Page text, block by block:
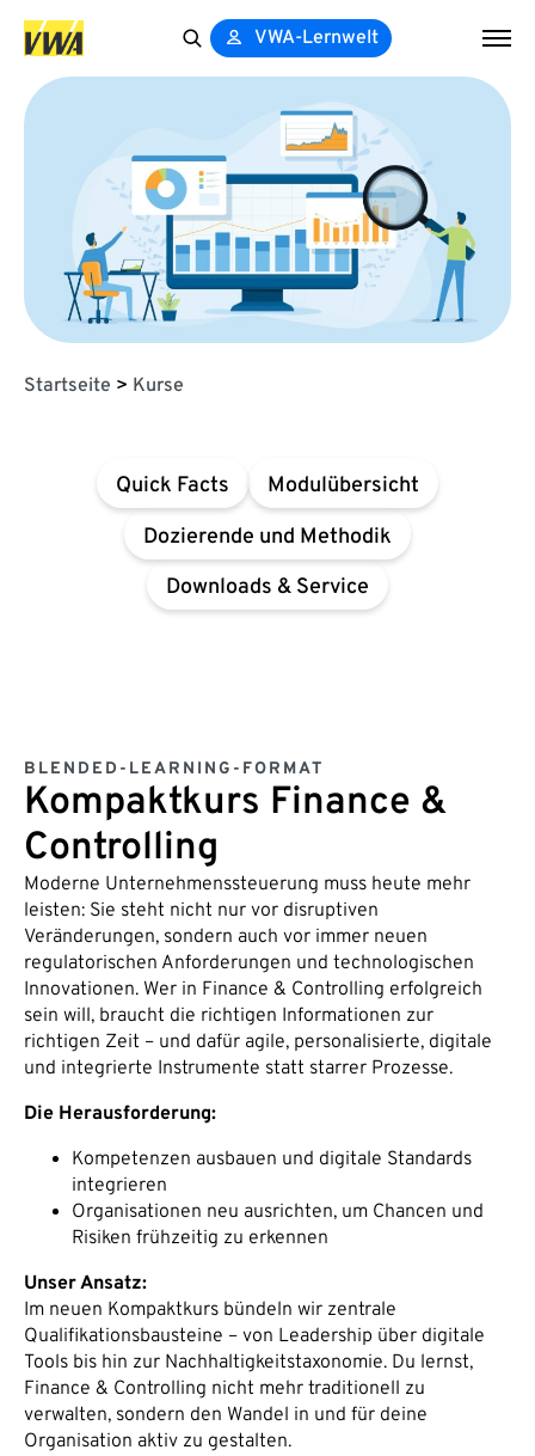
VWA-Lernwelt
Startseite > Kurse
Quick Facts
Modulübersicht
Dozierende und Methodik
Downloads & Service
BLENDED-LEARNING-FORMAT
Kompaktkurs Finance &
Controlling
Moderne Unternehmenssteuerung muss heute mehr
leisten: Sie steht nicht nur vor disruptiven
Veränderungen, sondern auch vor immer neuen
regulatorischen Anforderungen und technologischen
Innovationen. Wer in Finance & Controlling erfolgreich
sein will, braucht die richtigen Informationen zur
richtigen Zeit – und dafür agile, personalisierte, digitale
und integrierte Instrumente statt starrer Prozesse.
Die Herausforderung:
Kompetenzen ausbauen und digitale Standards
integrieren
Organisationen neu ausrichten, um Chancen und
Risiken frühzeitig zu erkennen
Unser Ansatz:
Im neuen Kompaktkurs bündeln wir zentrale
Qualifikationsbausteine – von Leadership über digitale
Tools bis hin zur Nachhaltigkeitstaxonomie. Du lernst,
Finance & Controlling nicht mehr traditionell zu
verwalten, sondern den Wandel in und für deine
Organisation aktiv zu gestalten.